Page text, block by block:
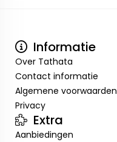
Informatie
Over Tathata
Contact informatie
Algemene voorwaarden
Privacy
Extra
Aanbiedingen